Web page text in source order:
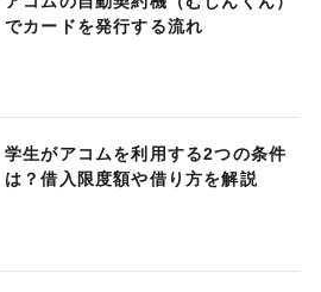
でカードを発行する流れ
学生がアコムを利用する2つの条件
は？借入限度額や借り方を解説